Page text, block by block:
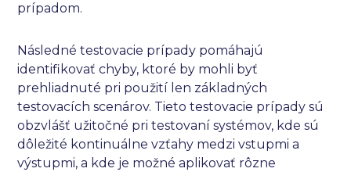
prípadom.
Následné testovacie prípady pomáhajú
identifikovať chyby, ktoré by mohli byť
prehliadnuté pri použití len základných
testovacích scenárov. Tieto testovacie prípady sú
obzvlášť užitočné pri testovaní systémov, kde sú
dôležité kontinuálne vzťahy medzi vstupmi a
výstupmi, a kde je možné aplikovať rôzne